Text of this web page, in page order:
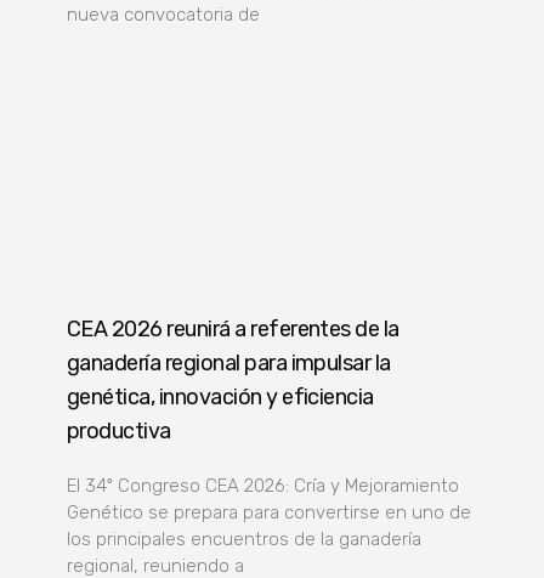
nueva convocatoria de
CEA 2026 reunirá a referentes de la
ganadería regional para impulsar la
genética, innovación y eficiencia
productiva
El 34º Congreso CEA 2026: Cría y Mejoramiento
Genético se prepara para convertirse en uno de
los principales encuentros de la ganadería
regional, reuniendo a